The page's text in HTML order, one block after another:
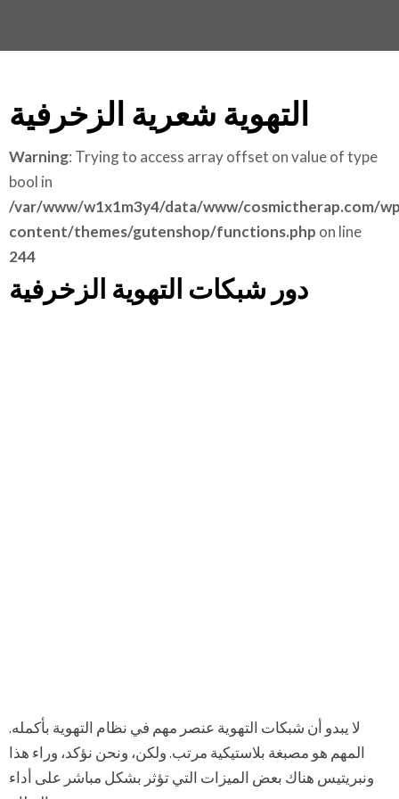
التهوية شعرية الزخرفية
Warning: Trying to access array offset on value of type
bool in
/var/www/w1x1m3y4/data/www/cosmictherap.com/
content/themes/gutenshop/functions.php on line
244
دور شبكات التهوية الزخرفية
لا يبدو أن شبكات التهوية عنصر مهم في نظام التهوية بأكمله.
المهم هو مصبغة بلاستيكية مرتب. ولكن، ونحن نؤكد، وراء هذا
ونبريتيس هناك بعض الميزات التي تؤثر بشكل مباشر على أداء